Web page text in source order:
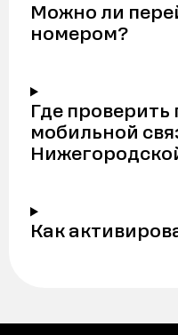
Можно ли
номером?
Где
мобильной
Как